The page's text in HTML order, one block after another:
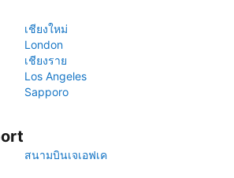
เชียงใหม่
London
เชียงราย
Los Angeles
Sapporo
สนามบินเจเอฟเค